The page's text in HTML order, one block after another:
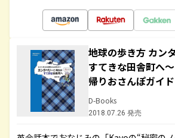
地球の歩き方 カン
すてきな田舎町へ
帰りおさんぽガイ
D-Books
2018.07.26 発売